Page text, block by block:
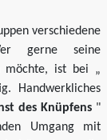
verschiedene
gerne seine
möchte, ist bei „
Handwerkliches
des Knüpfens "
Umgang mit